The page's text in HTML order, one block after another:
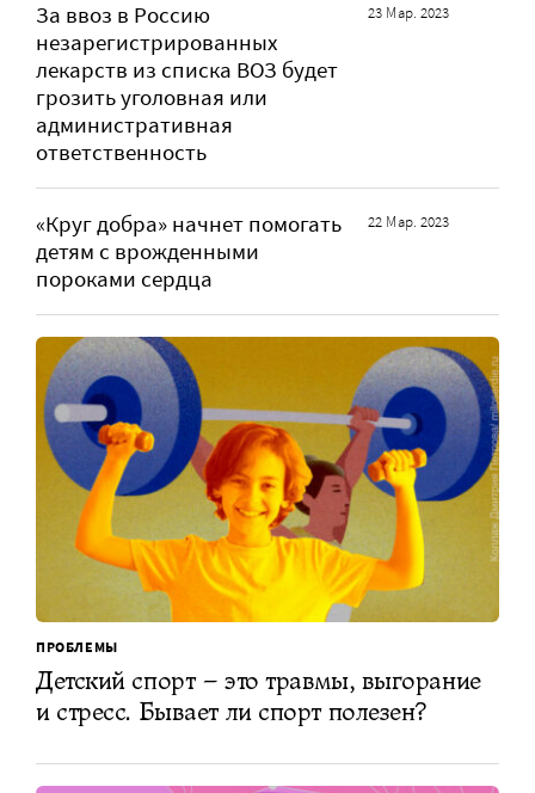
За ввоз в Россию
незарегистрированных
лекарств из списка ВОЗ будет
грозить уголовная или
административная
ответственность
23 Мар. 2023
«Круг добра» начнет помогать
детям с врожденными
пороками сердца
22 Мар. 2023
ПРОБЛЕМЫ
Детский спорт – это травмы, выгорание
и стресс. Бывает ли спорт полезен?